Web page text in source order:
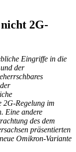
2G-
Eingriffe in die
der
2G-Regelung im
Eine andere
des dem
präsentierten
Omikron-Variante